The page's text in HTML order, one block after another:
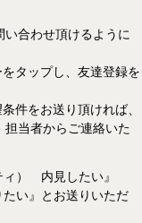
い合わせ頂けるように
タップし、友達登録を
件をお送り頂ければ、
担当者からご連絡いた
ィ） 内見したい』
い』とお送りいただ